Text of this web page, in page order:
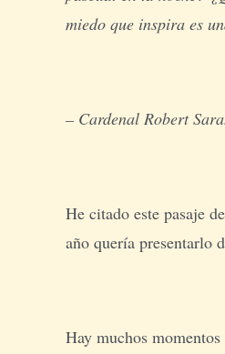
miedo que inspira es
– Cardenal Robert
He citado este pasaje
año quería presentarlo
Hay muchos